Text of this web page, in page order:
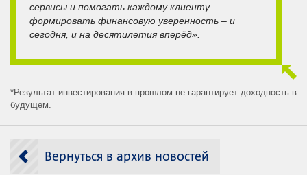
сервисы и помогать каждому клиенту
формировать финансовую уверенность – и
сегодня, и на десятилетия вперёд».
*Результат инвестирования в прошлом не гарантирует доходность в
будущем.
Вернуться в архив новостей